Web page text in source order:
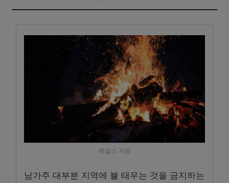
펙셀스 자료
남가주 대부분 지역에 불 태우는 것을 금지하는